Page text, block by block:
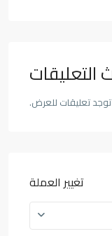
التعليقات
توجد تعليقات للعرض.
تغيير العملة